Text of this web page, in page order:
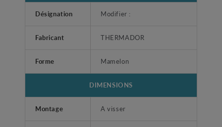
Désignation Modifier :
Fabricant THERMADOR
Forme Mamelon
DIMENSIONS
Montage A visser